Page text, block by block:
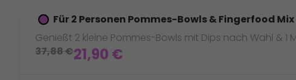
Für 2 Personen Pommes-Bowls & Fingerfood Mix
Genießt 2 kleine Pommes-Bowls mit Dips nach Wahl & 1
37,88€21,90 €